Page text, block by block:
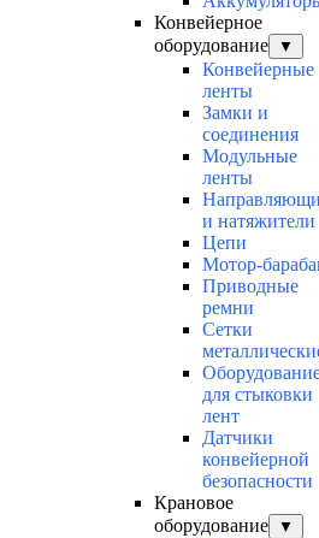
Конвейерное
оборудование
▼
Конвейерные
ленты
Замки и
соединения
Модульные
ленты
и натяжители
Цепи
Мотор-
Приводные
ремни
Сетки
для стыковки
лент
Датчики
конвейерной
безопасности
Крановое
оборудование
▼